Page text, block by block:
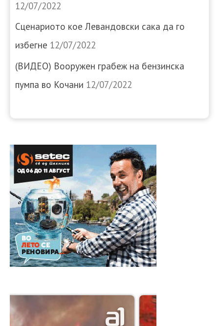
12/07/2022
Сценариото кое Левандовски сака да го
избегне 12/07/2022
(ВИДЕО) Вооружен грабеж на бензинска
пумпа во Кочани 12/07/2022